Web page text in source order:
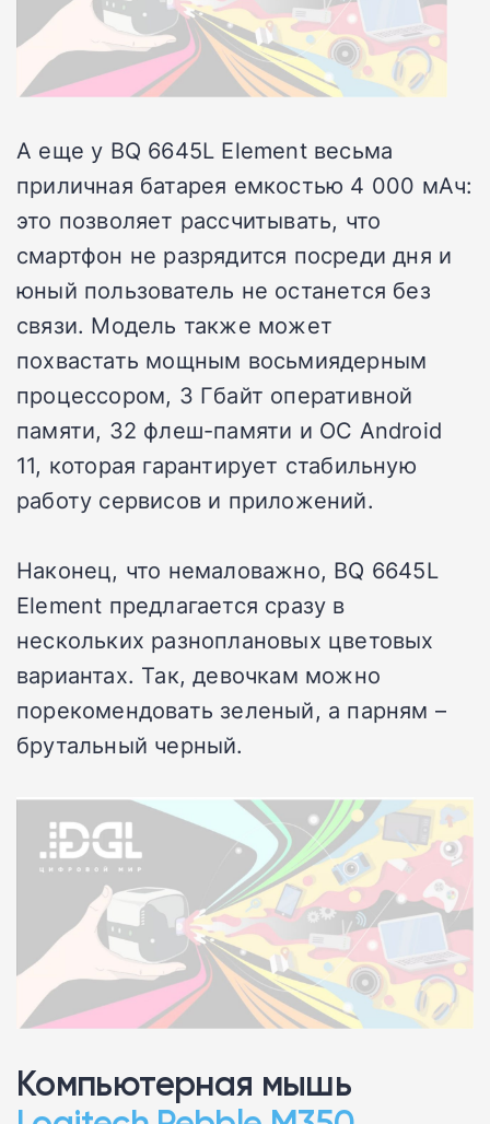
А еще у BQ 6645L Element весьма
приличная батарея емкостью 4 000 мАч:
это позволяет рассчитывать, что
смартфон не разрядится посреди дня и
юный пользователь не останется без
связи. Модель также может
похвастать мощным восьмиядерным
процессором, 3 Гбайт оперативной
памяти, 32 флеш-памяти и ОС Android
11, которая гарантирует стабильную
работу сервисов и приложений.
Наконец, что немаловажно, BQ 6645L
Element предлагается сразу в
нескольких разноплановых цветовых
вариантах. Так, девочкам можно
порекомендовать зеленый, а парням –
брутальный черный.
Компьютерная мышь